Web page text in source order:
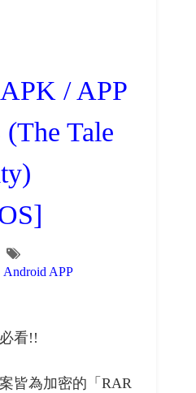
/ APP
Tale
Android APP
看!!
皆為加密的「RAR